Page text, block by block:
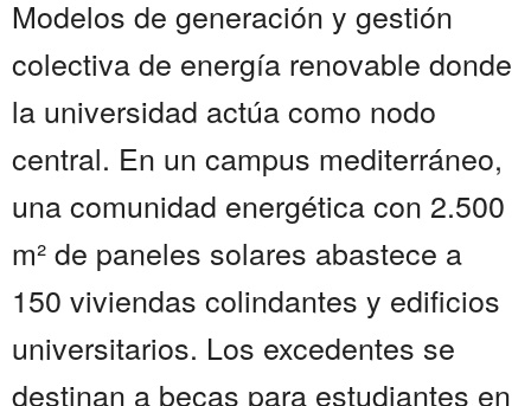
Modelos de generación y gestión
colectiva de energía renovable donde
la universidad actúa como nodo
central. En un campus mediterráneo,
una comunidad energética con 2.500
m² de paneles solares abastece a
150 viviendas colindantes y edificios
universitarios. Los excedentes se
destinan a becas para estudiantes en